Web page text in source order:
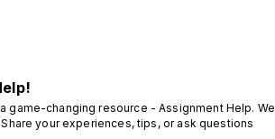
game-changing resource - Assignment Help. We
your experiences, tips, or ask questions